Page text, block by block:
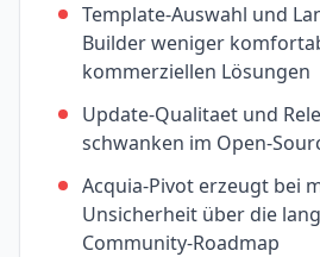
Template-Auswahl und
Builder weniger
kommerziellen Lösungen
Update-Qualitaet und
schwanken im Open-
Acquia-Pivot erzeugt bei
Unsicherheit über die
Community-Roadmap